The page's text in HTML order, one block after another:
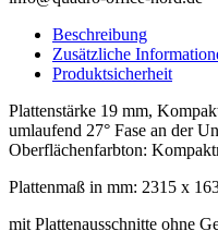
Beschreibung
Zusätzliche
Produktsicherheit
Plattenstärke 19 mm,
umlaufend 27° Fase an der
Oberflächenfarbton:
Plattenmaß in mm: 2315 x
mit Plattenausschnitte ohne